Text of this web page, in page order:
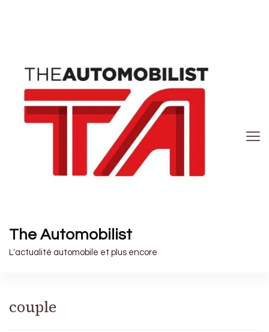
The Automobilist
L'actualité automobile et plus encore
couple